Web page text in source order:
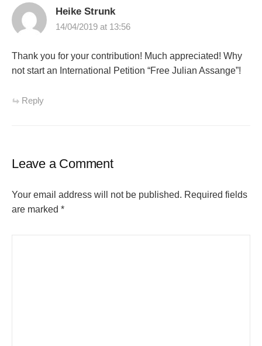
Heike Strunk
14/04/2019 at 13:56
Thank you for your contribution! Much appreciated! Why
not start an International Petition “Free Julian Assange”!
Reply
Leave a Comment
Your email address will not be published. Required fields
are marked *